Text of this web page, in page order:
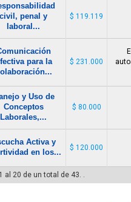
civil, penal y
laboral...
$ 119.119
para la
$ 231.000
y Uso de
Conceptos
Laborales,...
$ 80.000
Activa y
en los...
$ 120.000
al 20 de un total de 43. .